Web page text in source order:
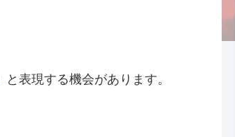
と表現する機会があります。